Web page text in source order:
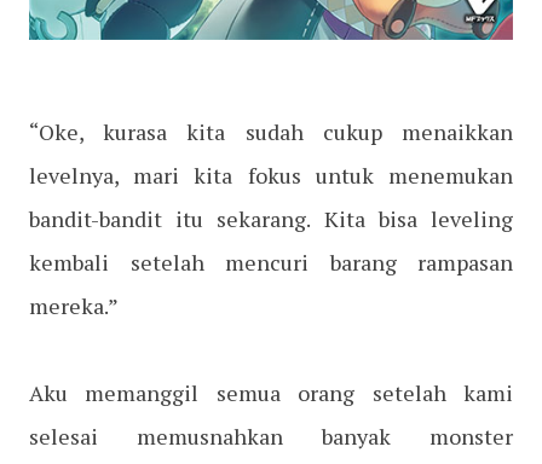
“Oke, kurasa kita sudah cukup menaikkan
levelnya, mari kita fokus untuk menemukan
bandit-bandit itu sekarang. Kita bisa leveling
kembali setelah mencuri barang rampasan
mereka.”
Aku memanggil semua orang setelah kami
selesai memusnahkan banyak monster